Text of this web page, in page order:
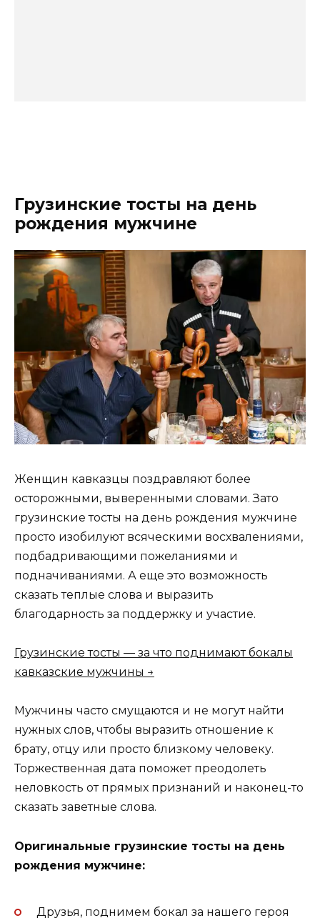
Грузинские тосты на день
рождения мужчине
Женщин кавказцы поздравляют более
осторожными, выверенными словами. Зато
грузинские тосты на день рождения мужчине
просто изобилуют всяческими восхвалениями,
подбадривающими пожеланиями и
подначиваниями. А еще это возможность
сказать теплые слова и выразить
благодарность за поддержку и участие.
Грузинские тосты — за что поднимают бокалы
кавказские мужчины →
Мужчины часто смущаются и не могут найти
нужных слов, чтобы выразить отношение к
брату, отцу или просто близкому человеку.
Торжественная дата поможет преодолеть
неловкость от прямых признаний и наконец-то
сказать заветные слова.
Оригинальные грузинские тосты на день
рождения мужчине:
Друзья, поднимем бокал за нашего героя